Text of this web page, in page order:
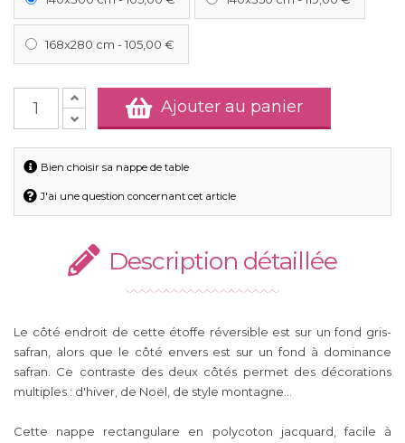
168x280 cm -105,00 €
Ajouter au panier
Bien choisir sa nappe de table
J'ai une question concernant cet article
Description détaillée
Le côté endroit de cette étoffe réversible est sur un fond gris-
safran, alors que le côté envers est sur un fond à dominance
safran. Ce contraste des deux côtés permet des décorations
multiples : d'hiver, de Noël, de style montagne...
Cette nappe rectangulare en polycoton jacquard, facile à